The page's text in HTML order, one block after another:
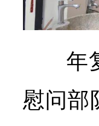
年
慰问部